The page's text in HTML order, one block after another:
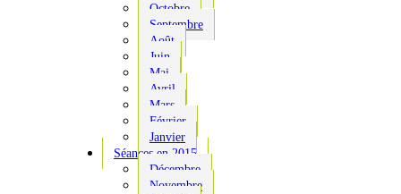
Octobre
Septembre
Août
Juin
Mai
Avril
Mars
Février
Janvier
Séances en 2015
Décembre
Novembre